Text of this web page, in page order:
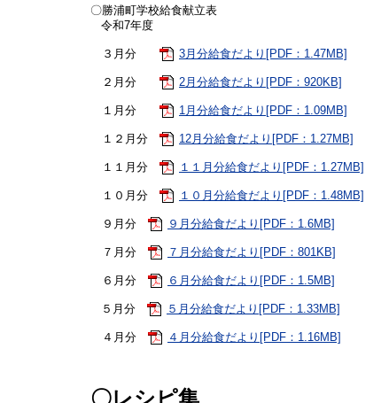
〇勝浦町学校給食献立表
令和7年度
３月分 3月分給食だより[PDF：1.47MB]
２月分 2月分給食だより[PDF：920KB]
１月分 1月分給食だより[PDF：1.09MB]
１２月分 12月分給食だより[PDF：1.27MB]
１１月分 １１月分給食だより[PDF：1.27MB]
１０月分 １０月分給食だより[PDF：1.48MB]
９月分 ９月分給食だより[PDF：1.6MB]
７月分 ７月分給食だより[PDF：801KB]
６月分 ６月分給食だより[PDF：1.5MB]
５月分 ５月分給食だより[PDF：1.33MB]
４月分 ４月分給食だより[PDF：1.16MB]